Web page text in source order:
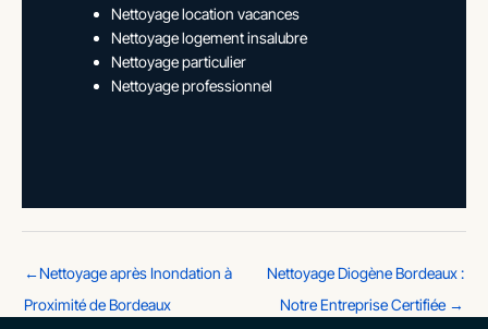
Nettoyage location vacances
Nettoyage logement insalubre
Nettoyage particulier
Nettoyage professionnel
←Nettoyage après Inondation à
Proximité de Bordeaux
Nettoyage Diogène Bordeaux :
Notre Entreprise Certifiée →